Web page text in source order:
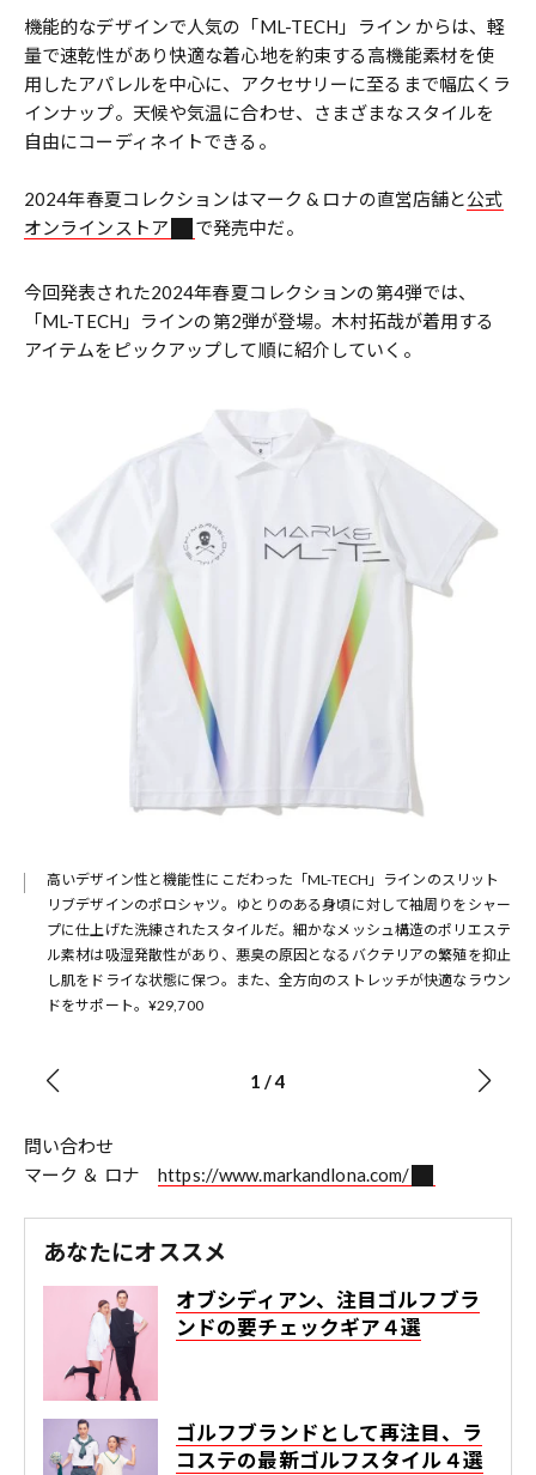
機能的なデザインで人気の「ML-TECH」ライン からは、軽
量で速乾性があり快適な着心地を約束する高機能素材を使
用したアパレルを中心に、アクセサリーに至るまで幅広くラ
インナップ。天候や気温に合わせ、さまざまなスタイルを
自由にコーディネイトできる。
2024年春夏コレクションはマーク & ロナの直営店舗と公式
オンラインストア
で発売中だ。
今回発表された2024年春夏コレクションの第4弾では、
「ML-TECH」ラインの第2弾が登場。木村拓哉が着用する
アイテムをピックアップして順に紹介していく。
高いデザイン性と機能性にこだわった「ML-TECH」ラインのスリット
リブデザインのポロシャツ。ゆとりのある身頃に対して袖周りをシャー
プに仕上げた洗練されたスタイルだ。細かなメッシュ構造のポリエステ
ル素材は吸湿発散性があり、悪臭の原因となるバクテリアの繁殖を抑止
し肌をドライな状態に保つ。また、全方向のストレッチが快適なラウン
ドをサポート。¥29,700
1 /4
問い合わせ
マーク ＆ ロナhttps://www.markandlona.com/
あなたにオススメ
オブシディアン、注目ゴルフブラ
ンドの要チェックギア４選
ゴルフブランドとして再注目、ラ
コステの最新ゴルフスタイル４選